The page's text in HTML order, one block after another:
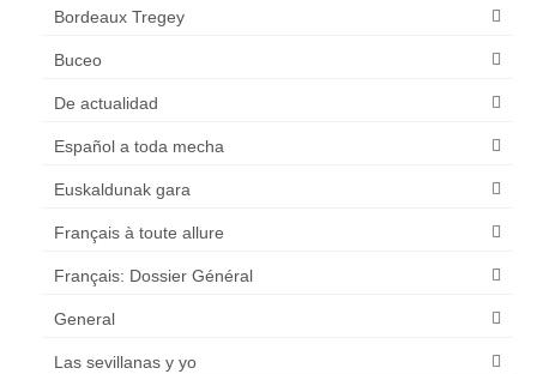
Bordeaux Tregey
Buceo
De actualidad
Español a toda mecha
Euskaldunak gara
Français à toute allure
Français: Dossier Général
General
Las sevillanas y yo